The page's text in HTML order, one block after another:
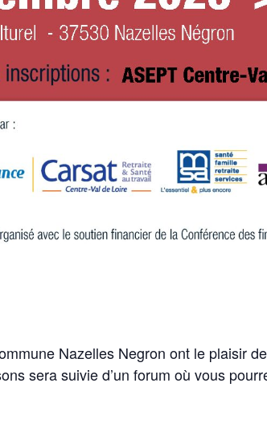
Nazelles Negron ont le plaisir
sera suivie d’un forum où vous